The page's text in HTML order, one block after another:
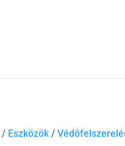
/ Eszközök/